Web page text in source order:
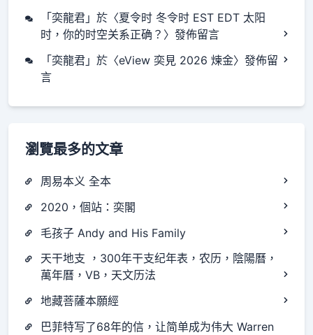
「奕龍君 」於〈夏令时 冬令时 EST EDT 太阳
时，你的时空关系正确？ 〉發佈留言
「奕龍君 」於〈eView 奕見 2026 煉金〉發佈留
言
瀏覽最多的文章
周易本义 全本
2020，個站：奕閣
毛孩子 Andy and His Family
天干地支 ，300年干支纪年表，农历，陰陽曆，
萬年曆，VB，天文历法
地藏菩薩本願經
巴菲特写了68年的信，让简单成为伟大 Warren